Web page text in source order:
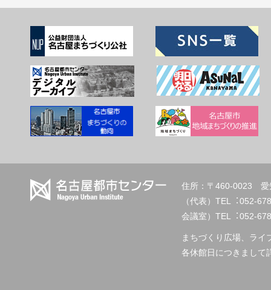
住所：〒460-0023 愛
（代表）
会議室）TEL︓052-
まちづくり広場、ライ
各休館日につきまして